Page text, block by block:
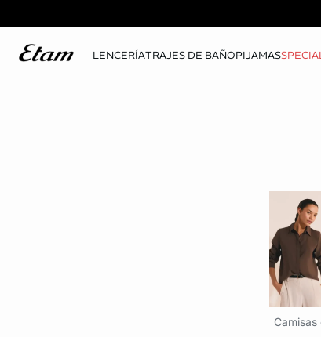
LENCERÍATRAJES DE BAÑOPIJAMAS
Camisas